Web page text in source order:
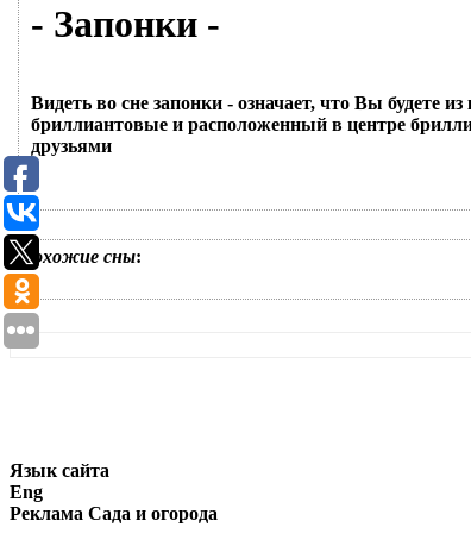
- Запонки -
Видеть во сне запонки - означает, что Вы
бриллиантовые и расположенный в центре
друзьями
Похожие сны:
Язык сайта
Eng
Реклама Сада и огорода